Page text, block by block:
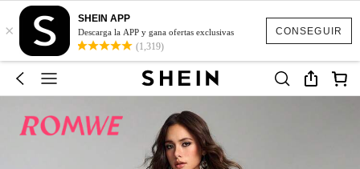
CONSEGUIR
×
SHEIN APP
Descarga la APP y gana ofertas exclusivas
(1,319)